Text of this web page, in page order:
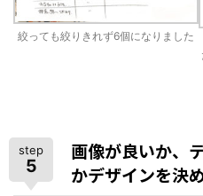
絞っても絞りきれず6個になりました
step
5
画像が良いか、
かデザインを決